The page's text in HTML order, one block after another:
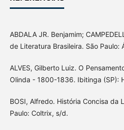
ABDALA JR. Benjamim;
de Literatura Brasileira. São Paulo:
ALVES, Gilberto Luiz. O
Olinda - 1800-1836. Ibitinga (SP):
BOSI, Alfredo. História Concisa da
Paulo: Coltrix, s/d.